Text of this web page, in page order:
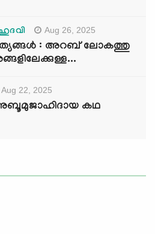
Aug 26, 2025
: അറബ് ലോകത്തു
Aug 22, 2025
കഥ